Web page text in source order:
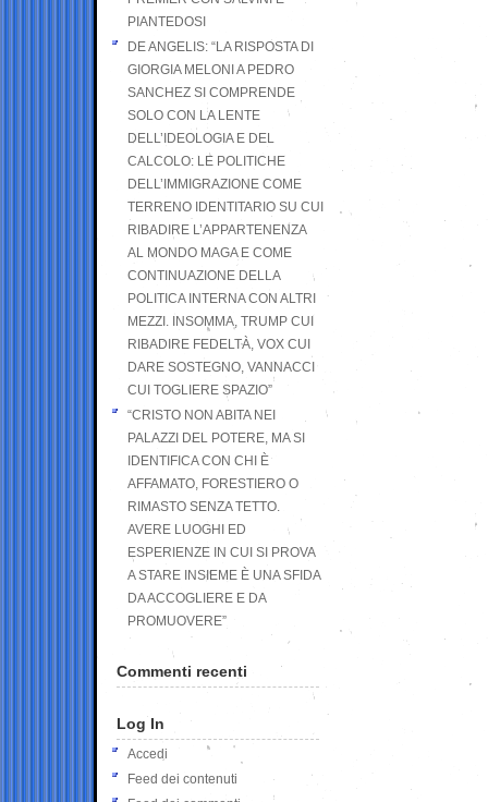
PIANTEDOSI
DE ANGELIS: “LA RISPOSTA DI
GIORGIA MELONI A PEDRO
SANCHEZ SI COMPRENDE
SOLO CON LA LENTE
DELL’IDEOLOGIA E DEL
CALCOLO: LE POLITICHE
DELL’IMMIGRAZIONE COME
TERRENO IDENTITARIO SU CUI
RIBADIRE L’APPARTENENZA
AL MONDO MAGA E COME
CONTINUAZIONE DELLA
POLITICA INTERNA CON ALTRI
MEZZI. INSOMMA, TRUMP CUI
RIBADIRE FEDELTÀ, VOX CUI
DARE SOSTEGNO, VANNACCI
CUI TOGLIERE SPAZIO”
“CRISTO NON ABITA NEI
PALAZZI DEL POTERE, MA SI
IDENTIFICA CON CHI È
AFFAMATO, FORESTIERO O
RIMASTO SENZA TETTO.
AVERE LUOGHI ED
ESPERIENZE IN CUI SI PROVA
A STARE INSIEME È UNA SFIDA
DA ACCOGLIERE E DA
PROMUOVERE”
Commenti recenti
Log In
Accedi
Feed dei contenuti